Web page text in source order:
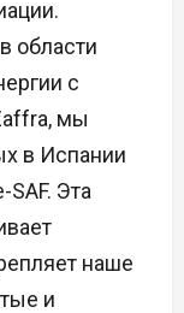
области
с
мы
в Испании
Эта
наше
и